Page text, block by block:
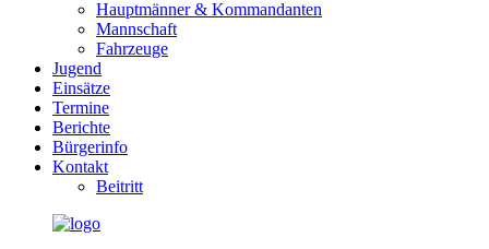
Hauptmänner & Kommandanten
Mannschaft
Fahrzeuge
Jugend
Einsätze
Termine
Berichte
Bürgerinfo
Kontakt
Beitritt